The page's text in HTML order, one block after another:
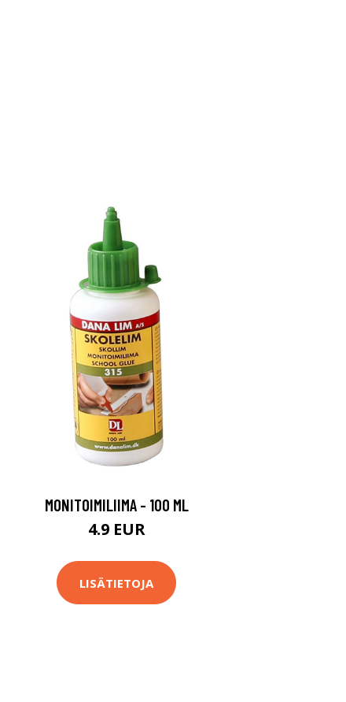
MONITOIMILIIMA - 100 ML
4.9 EUR
LISÄTIETOJA